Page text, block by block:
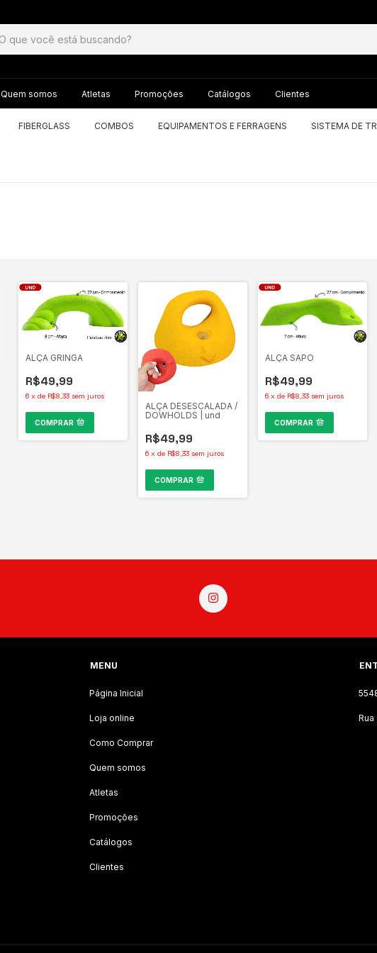
Quem somos Atletas Promoções Catálogos Clientes
FIBERGLASS COMBOS EQUIPAMENTOS E FERRAGENS SISTEMA DE
ALÇA GRINGA
R$49,99
6 x de R$8,33 sem juros
COMPRAR
ALÇA DESESCALADA /
DOWHOLDS | und
R$49,99
6 x de R$8,33 sem juros
COMPRAR
ALÇA SAPO
R$49,99
6 x de R$8,33 sem juros
COMPRAR
MENU
Página Inicial
Loja online
Como Comprar
Quem somos
Atletas
Promoções
Catálogos
Clientes
Rua